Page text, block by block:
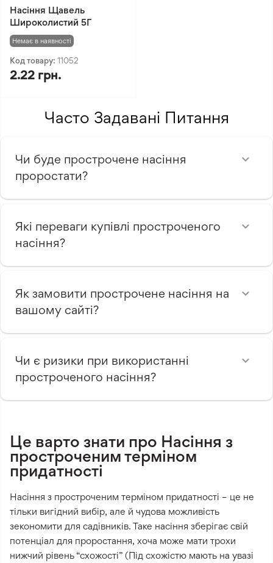
Насіння Щавель
Широколистий 5Г
Немає в наявності
Код товару: 11052
2.22 грн.
Часто Задавані Питання
Чи буде прострочене насіння
проростати?
Які переваги купівлі простроченого
насіння?
Як замовити прострочене насіння на
вашому сайті?
Чи є ризики при використанні
простроченого насіння?
Це варто знати про Насіння з
простроченим терміном
придатності
Насіння з простроченим терміном придатності – це не
тільки вигідний вибір, але й чудова можливість
зекономити для садівників. Таке насіння зберігає свій
потенціал для проростання, хоча може мати трохи
нижчий рівень “схожості” (Під схожістю мають на увазі